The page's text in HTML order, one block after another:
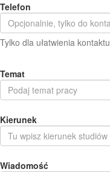
Telefon
Tylko dla ułatwienia kontaktu
Temat
Kierunek
Wiadomość